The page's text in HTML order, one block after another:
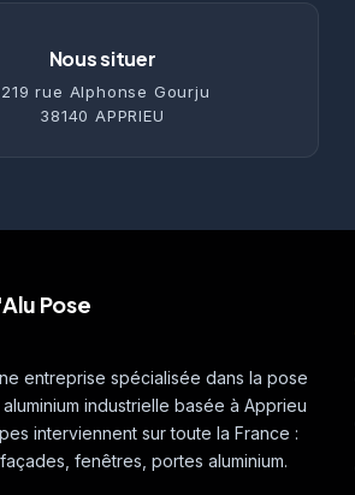
Nous situer
rue Alphonse Gourju
38140 APPRIEU
Pose
entreprise spécialisée dans la pose
industrielle basée à Apprieu
interviennent sur toute la France :
fenêtres, portes aluminium.